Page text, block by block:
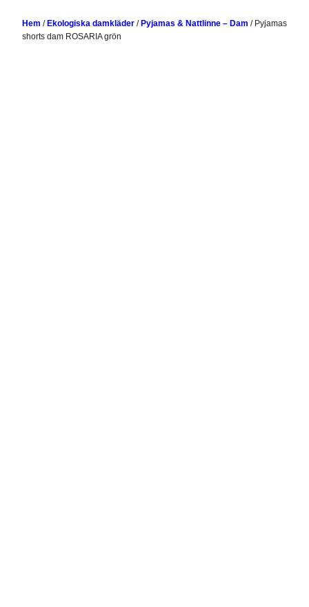
Hem / Ekologiska damkläder / Pyjamas & Nattlinne – Dam / Pyjamas
shorts dam ROSARIA grön